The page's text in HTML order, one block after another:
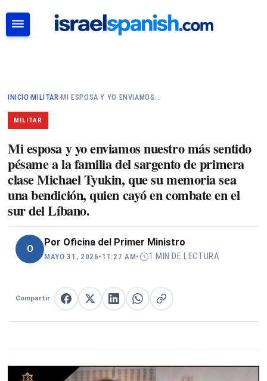
INICIO›MILITAR›MI ESPOSA Y YO ENVIAMOS…
MILITAR
Mi esposa y yo enviamos nuestro más sentido
pésame a la familia del sargento de primera
clase Michael Tyukin, que su memoria sea
una bendición, quien cayó en combate en el
sur del Líbano.
O
Por Oficina del Primer Ministro
MAYO 31, 2026• 11:27 AM• 1 MIN DE LECTURA
Compartir Compartir en Facebook
Compartir en X
Compartir en LinkedIn
Compartir en WhatsApp
Copiar enlace